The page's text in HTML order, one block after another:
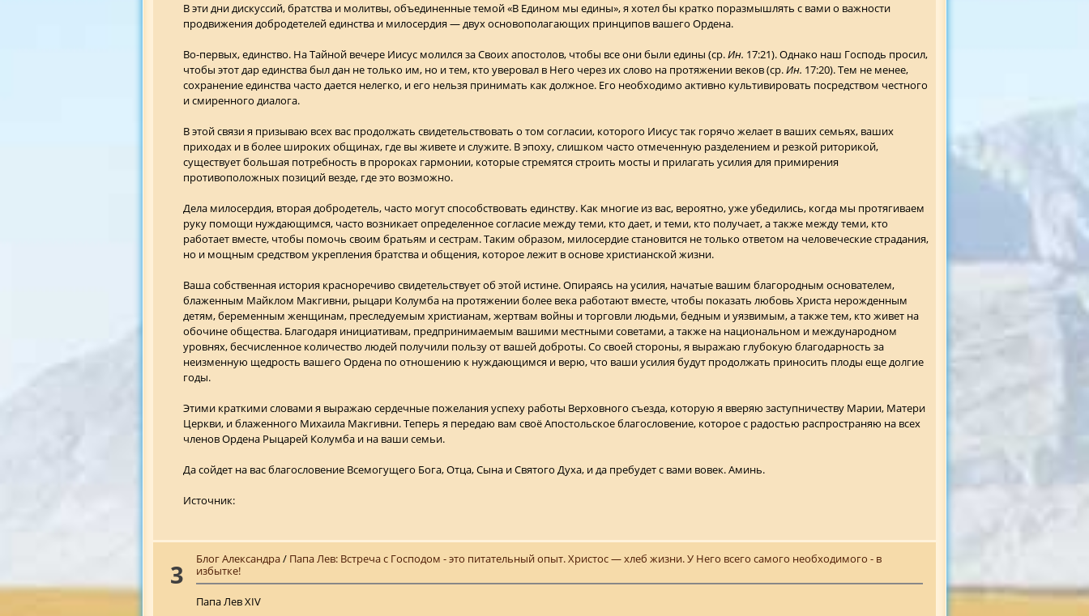
В эти дни дискуссий, братства и молитвы, объединенные темой «В Едином мы едины», я хотел бы кратко поразмышлять с вами о важности
продвижения добродетелей единства и милосердия — двух основополагающих принципов вашего Ордена.
Во-первых, единство. На Тайной вечере Иисус молился за Своих апостолов, чтобы все они были едины (ср.Ин. 17:21). Однако наш Господь просил,
чтобы этот дар единства был дан не только им, но и тем, кто уверовал в Него через их слово на протяжении веков (ср.Ин. 17:20). Тем не менее,
сохранение единства часто дается нелегко, и его нельзя принимать как должное. Его необходимо активно культивировать посредством честного
и смиренного диалога.
В этой связи я призываю всех вас продолжать свидетельствовать о том согласии, которого Иисус так горячо желает в ваших семьях, ваших
приходах и в более широких общинах, где вы живете и служите. В эпоху, слишком часто отмеченную разделением и резкой риторикой,
существует большая потребность в пророках гармонии, которые стремятся строить мосты и прилагать усилия для примирения
противоположных позиций везде, где это возможно.
Дела милосердия, вторая добродетель, часто могут способствовать единству. Как многие из вас, вероятно, уже убедились, когда мы протягиваем
руку помощи нуждающимся, часто возникает определенное согласие между теми, кто дает, и теми, кто получает, а также между теми, кто
работает вместе, чтобы помочь своим братьям и сестрам. Таким образом, милосердие становится не только ответом на человеческие страдания,
но и мощным средством укрепления братства и общения, которое лежит в основе христианской жизни.
Ваша собственная история красноречиво свидетельствует об этой истине. Опираясь на усилия, начатые вашим благородным основателем,
блаженным Майклом Макгивни, рыцари Колумба на протяжении более века работают вместе, чтобы показать любовь Христа нерожденным
детям, беременным женщинам, преследуемым христианам, жертвам войны и торговли людьми, бедным и уязвимым, а также тем, кто живет на
обочине общества. Благодаря инициативам, предпринимаемым вашими местными советами, а также на национальном и международном
уровнях, бесчисленное количество людей получили пользу от вашей доброты. Со своей стороны, я выражаю глубокую благодарность за
неизменную щедрость вашего Ордена по отношению к нуждающимся и верю, что ваши усилия будут продолжать приносить плоды еще долгие
годы.
Этими краткими словами я выражаю сердечные пожелания успеху работы Верховного съезда, которую я вверяю заступничеству Марии, Матери
Церкви, и блаженного Михаила Макгивни. Теперь я передаю вам своё Апостольское благословение, которое с радостью распространяю на всех
членов Ордена Рыцарей Колумба и на ваши семьи.
Да сойдет на вас благословение Всемогущего Бога, Отца, Сына и Святого Духа, и да пребудет с вами вовек. Аминь.
Источник:
3 Блог Александра/ Папа Лев: Встреча с Господом - это питательный опыт. Христос — хлеб жизни. У Него всего самого необходимого - в
избытке!
Папа Лев XIV